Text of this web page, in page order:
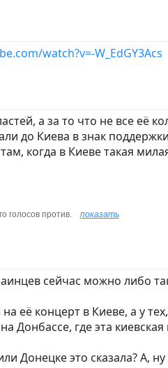
watch?v=-W_EdGY3Acs
а за то что не все её
до Киева в знак
когда в Киеве такая
голосов против. показать
сейчас можно либо
её концерт в Киеве, а у
Донбассе, где эта киевская
Донецке это сказала? А,